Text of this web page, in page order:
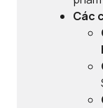
Các